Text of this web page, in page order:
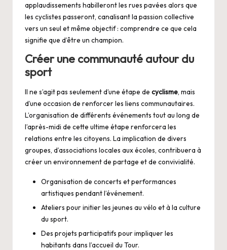
applaudissements habilleront les rues pavées alors que
les cyclistes passeront, canalisant la passion collective
vers un seul et même objectif : comprendre ce que cela
signifie que d’être un champion.
Créer une communauté autour du
sport
Il ne s’agit pas seulement d’une étape de cyclisme, mais
d’une occasion de renforcer les liens communautaires.
L’organisation de différents événements tout au long de
l’après-midi de cette ultime étape renforcera les
relations entre les citoyens. La implication de divers
groupes, d’associations locales aux écoles, contribuera à
créer un environnement de partage et de convivialité.
Organisation de concerts et performances
artistiques pendant l’événement.
Ateliers pour initier les jeunes au vélo et à la culture
du sport.
Des projets participatifs pour impliquer les
habitants dans l’accueil du Tour.